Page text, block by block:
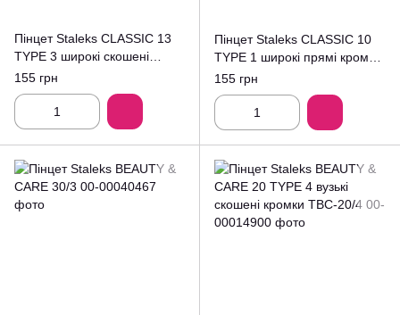
Пінцет Staleks CLASSIC 13
TYPE 3 широкі скошені
кромки TC-13/3
155 грн
Пінцет Staleks CLASSIC 10
TYPE 1 широкі прямі кромки
TC-10/1
155 грн